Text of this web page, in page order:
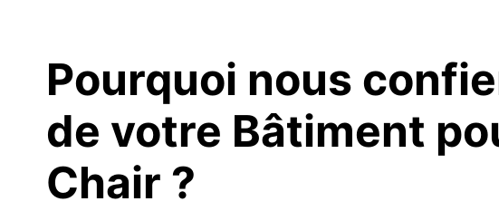
Pourquoi nous
de votre Bâtiment
Chair ?